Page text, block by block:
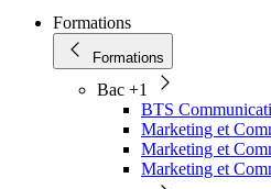
Formations
Formations
Bac +1
BTS
Marketing et
Marketing et
Marketing et